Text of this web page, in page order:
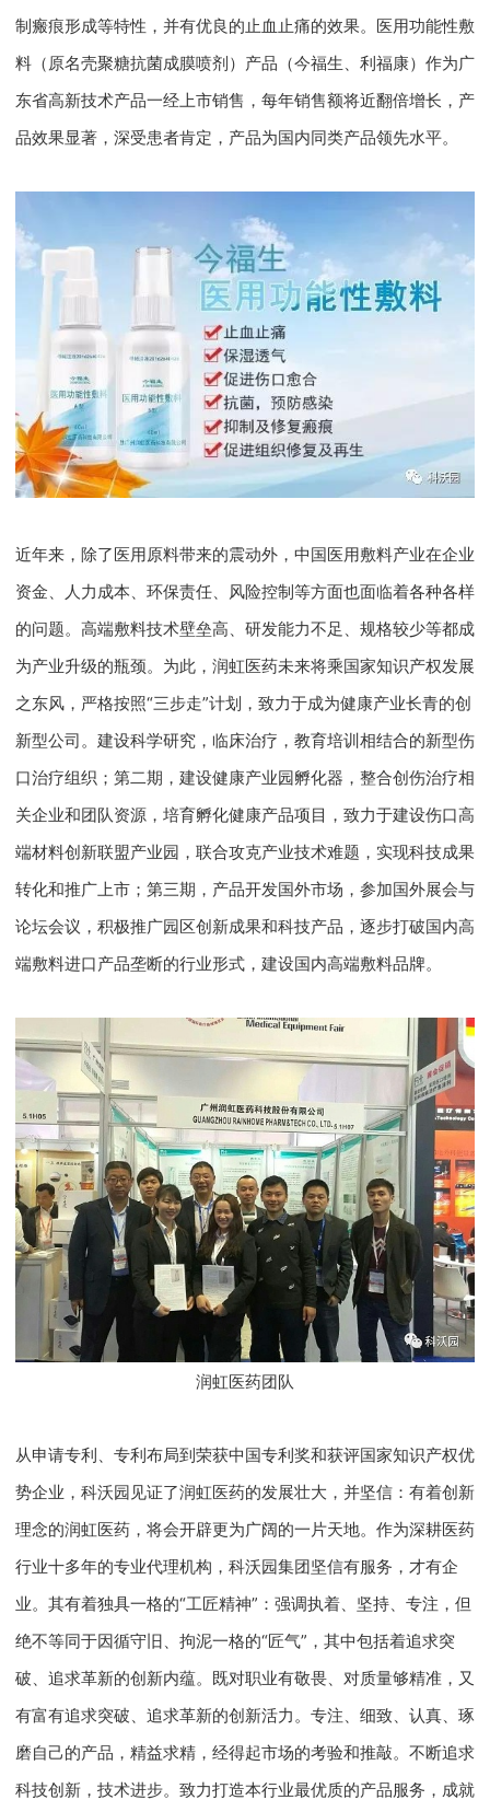
制瘢痕形成等特性，并有优良的止血止痛的效果。医用功能性敷
料（原名壳聚糖抗菌成膜喷剂）产品（今福生、利福康）作为广
东省高新技术产品一经上市销售，每年销售额将近翻倍增长，产
品效果显著，深受患者肯定，产品为国内同类产品领先水平。
近年来，除了医用原料带来的震动外，中国医用敷料产业在企业
资金、人力成本、环保责任、风险控制等方面也面临着各种各样
的问题。高端敷料技术壁垒高、研发能力不足、规格较少等都成
为产业升级的瓶颈。为此，润虹医药未来将乘国家知识产权发展
之东风，严格按照“三步走”计划，致力于成为健康产业长青的创
新型公司。建设科学研究，临床治疗，教育培训相结合的新型伤
口治疗组织；第二期，建设健康产业园孵化器，整合创伤治疗相
关企业和团队资源，培育孵化健康产品项目，致力于建设伤口高
端材料创新联盟产业园，联合攻克产业技术难题，实现科技成果
转化和推广上市；第三期，产品开发国外市场，参加国外展会与
论坛会议，积极推广园区创新成果和科技产品，逐步打破国内高
端敷料进口产品垄断的行业形式，建设国内高端敷料品牌。
润虹医药团队
从申请专利、专利布局到荣获中国专利奖和获评国家知识产权优
势企业，科沃园见证了润虹医药的发展壮大，并坚信：有着创新
理念的润虹医药，将会开辟更为广阔的一片天地。作为深耕医药
行业十多年的专业代理机构，科沃园集团坚信有服务，才有企
业。其有着独具一格的“工匠精神”：强调执着、坚持、专注，但
绝不等同于因循守旧、拘泥一格的“匠气”，其中包括着追求突
破、追求革新的创新内蕴。既对职业有敬畏、对质量够精准，又
有富有追求突破、追求革新的创新活力。专注、细致、认真、琢
磨自己的产品，精益求精，经得起市场的考验和推敲。不断追求
科技创新，技术进步。致力打造本行业最优质的产品服务，成就